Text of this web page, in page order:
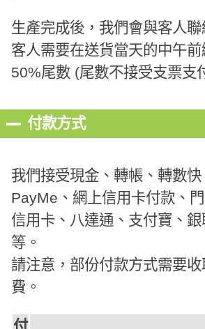
生產完成後，我們會與客人聯
客人需要在送貨當天的中午
50%尾數 (尾數不接受支票支
付款方式
我們接受現金、轉帳、轉數快
PayMe、網上信用卡付款、
信用卡、八達通、支付寶、
等。
請注意，部份付款方式需要
費。